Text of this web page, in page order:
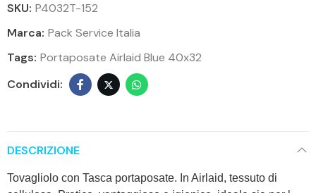
SKU: P4032T-152
Marca: Pack Service Italia
Tags: Portaposate Airlaid Blue 40x32
DESCRIZIONE
Tovagliolo con Tasca portaposate. In Airlaid, tessuto di